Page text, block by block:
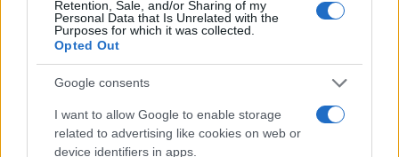
Retention, Sale, and/or Sharing of my
Personal Data that Is Unrelated with the
Purposes for which it was collected.
Opted Out
Google consents
I want to allow Google to enable storage
related to advertising like cookies on web or
device identifiers in apps.
Continua a leggere
B2B NEWS